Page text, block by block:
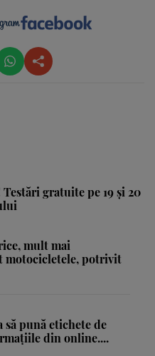
gratuite pe 19 şi 20
mult mai
motocicletele, potrivit
să pună etichete de
din online....